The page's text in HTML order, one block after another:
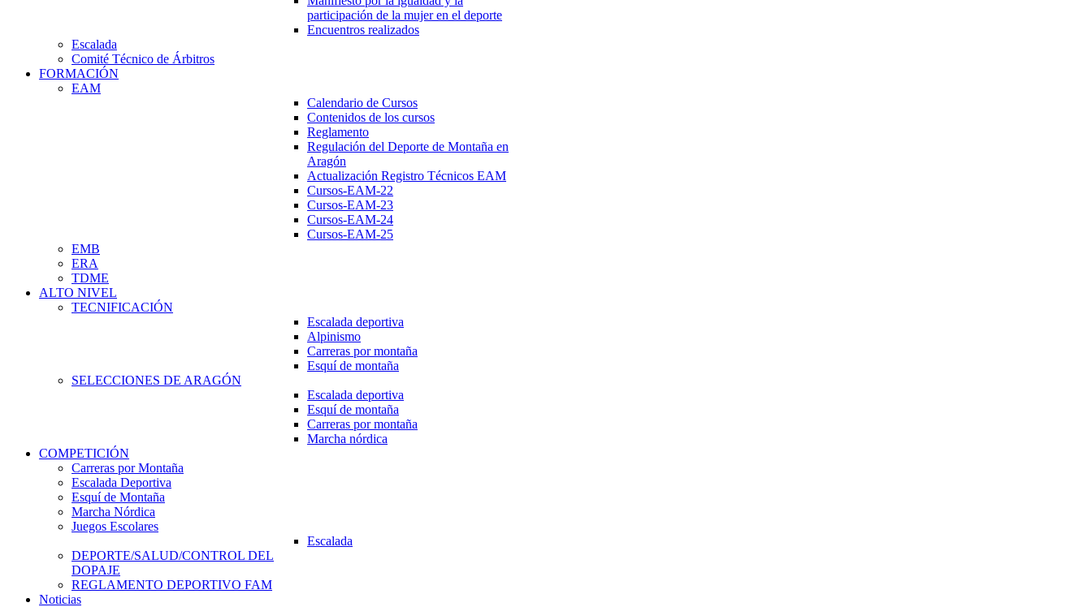
participación de la mujer en el deporte
Encuentros realizados
Escalada
Comité Técnico de Árbitros
FORMACIÓN
EAM
Calendario de Cursos
Contenidos de los cursos
Reglamento
Regulación del Deporte de Montaña en
Aragón
Actualización Registro Técnicos EAM
Cursos-EAM-22
Cursos-EAM-23
Cursos-EAM-24
Cursos-EAM-25
EMB
ERA
TDME
ALTO NIVEL
TECNIFICACIÓN
Escalada deportiva
Alpinismo
Carreras por montaña
Esquí de montaña
SELECCIONES DE ARAGÓN
Escalada deportiva
Esquí de montaña
Carreras por montaña
Marcha nórdica
COMPETICIÓN
Carreras por Montaña
Escalada Deportiva
Esquí de Montaña
Marcha Nórdica
Juegos Escolares
Escalada
DEPORTE/SALUD/CONTROL DEL
DOPAJE
REGLAMENTO DEPORTIVO FAM
Noticias